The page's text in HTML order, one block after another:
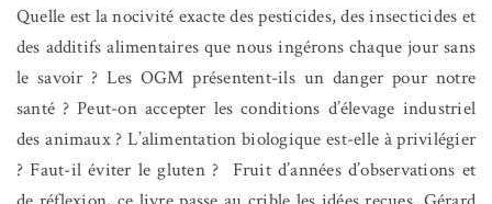
Quelle est la nocivité exacte des pesticides, des insecticides et
des additifs alimentaires que nous ingérons chaque jour sans
le savoir ? Les OGM présentent-ils un danger pour notre
santé ? Peut-on accepter les conditions d’élevage industriel
des animaux ? L’alimentation biologique est-elle à privilégier
? Faut-il éviter le gluten ? Fruit d’années d’observations et